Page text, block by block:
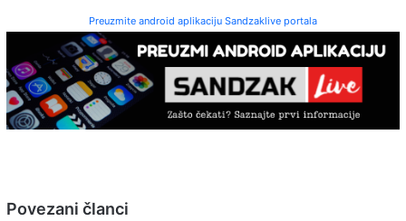
Preuzmite android aplikaciju Sandzaklive portala
Povezani članci